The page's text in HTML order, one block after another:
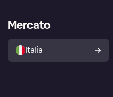
Mercato
Italia